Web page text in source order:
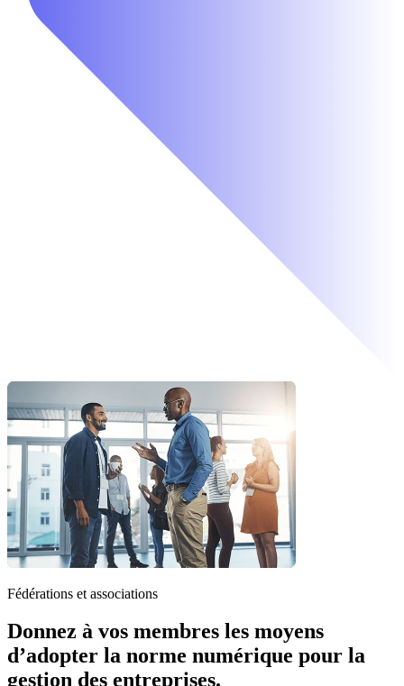
Fédérations et associations
Donnez à vos membres les moyens
d’adopter la norme numérique pour la
gestion des entreprises.